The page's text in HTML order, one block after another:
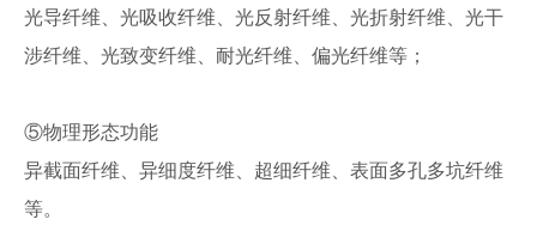
光导纤维、光吸收纤维、光反射纤维、光折射纤维、光干
涉纤维、光致变纤维、耐光纤维、偏光纤维等；
⑤物理形态功能
异截面纤维、异细度纤维、超细纤维、表面多孔多坑纤维
等。